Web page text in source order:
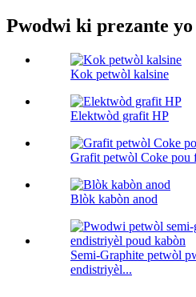
Pwodwi ki prezante yo
Kok petwòl kalsine
Elektwòd grafit HP
Grafit petwòl Coke pou
Blòk kabòn anod
Semi-Graphite petwòl
endistriyèl...